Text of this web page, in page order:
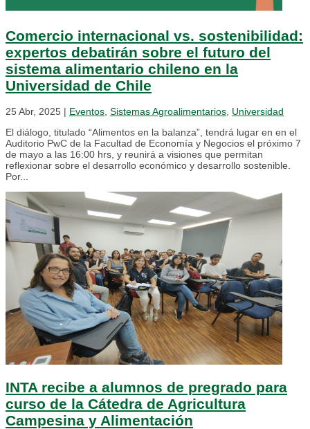
Comercio internacional vs. sostenibilidad:
expertos debatirán sobre el futuro del
sistema alimentario chileno en la
Universidad de Chile
25 Abr, 2025 | Eventos, Sistemas Agroalimentarios, Universidad
El diálogo, titulado “Alimentos en la balanza”, tendrá lugar en en el
Auditorio PwC de la Facultad de Economía y Negocios el próximo 7
de mayo a las 16:00 hrs, y reunirá a visiones que permitan
reflexionar sobre el desarrollo económico y desarrollo sostenible.
Por...
INTA recibe a alumnos de pregrado para
curso de la Cátedra de Agricultura
Campesina y Alimentación